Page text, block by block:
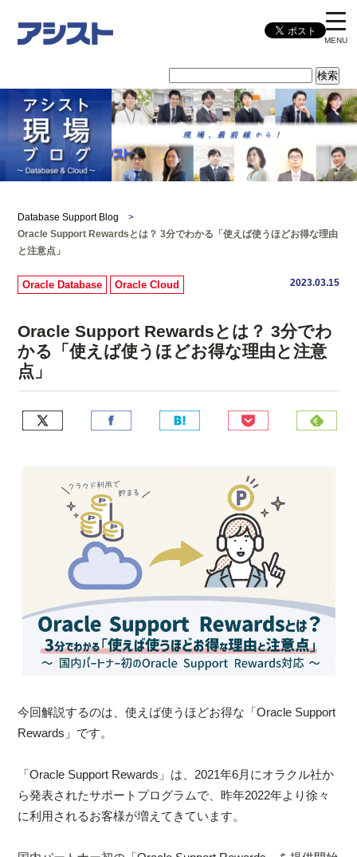
MENU
Database Support Blog
>
Oracle Support Rewardsとは？ 3分でわかる「使えば使うほどお得な理由
と注意点」
Oracle Database Oracle Cloud 2023.03.15
Oracle Support Rewardsとは？ 3分でわ
かる「使えば使うほどお得な理由と注意
点」
今回解説するのは、使えば使うほどお得な「Oracle Support
Rewards」です。
「Oracle Support Rewards」は、2021年6月にオラクル社か
ら発表されたサポートプログラムで、昨年2022年より徐々
に利用されるお客様が増えてきています。